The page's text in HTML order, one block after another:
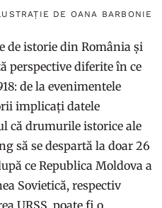
DE OANA BARBONIE
de istorie din România și
perspective diferite în ce
de la evenimentele
implicați datele
că drumurile istorice ale
să se despartă la doar 26
ce Republica Moldova a
Sovietică, respectiv
URSS, poate fi o